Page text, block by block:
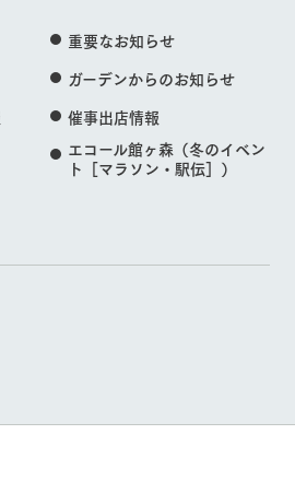
重要なお知らせ
ガーデンからのお知らせ
催事出店情報
エコール館ヶ森（冬のイベン
ト［マラソン・駅伝］）